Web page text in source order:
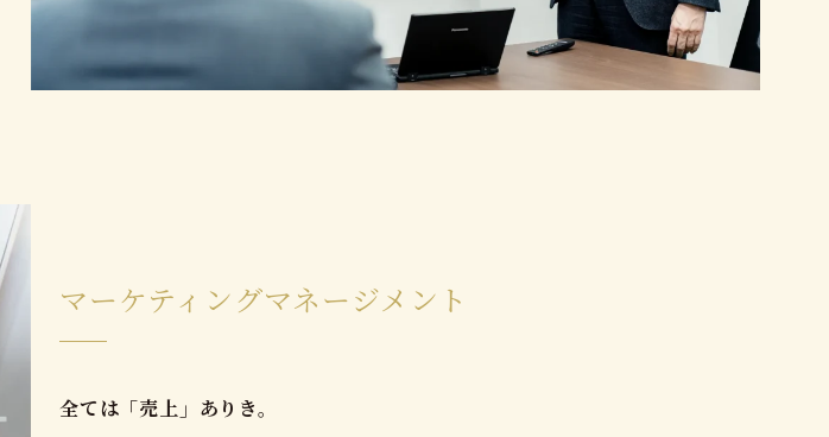
マーケティングマネージメント
全ては「売上」ありき。